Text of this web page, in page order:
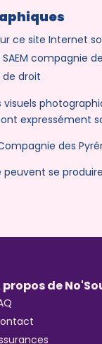
ce site Internet
compagnie
de droit
expressément
des
se
propos de